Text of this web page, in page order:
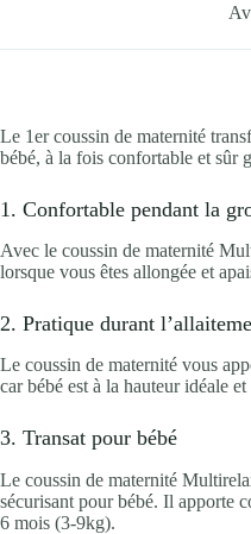
Le 1er coussin de maternité
bébé, à la fois confortable et sûr
1. Confortable pendant la
Avec le coussin de maternité
lorsque vous êtes allongée et
2. Pratique durant
Le coussin de maternité vous
car bébé est à la hauteur idéale
3. Transat pour bébé
Le coussin de maternité
sécurisant pour bébé. Il apporte
6 mois (3-9kg).